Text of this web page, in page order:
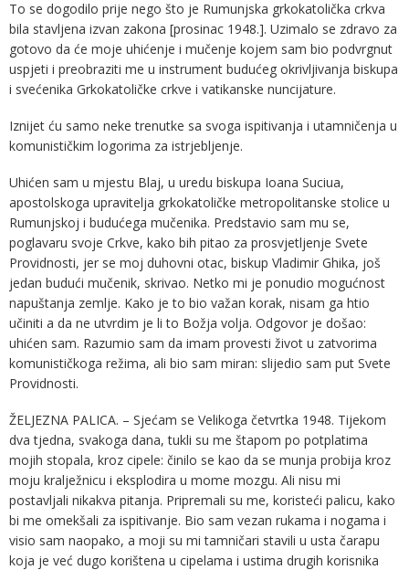
To se dogodilo prije nego što je Rumunjska grkokatolička crkva
bila stavljena izvan zakona [prosinac 1948.]. Uzimalo se zdravo za
gotovo da će moje uhićenje i mučenje kojem sam bio podvrgnut
uspjeti i preobraziti me u instrument budućeg okrivljivanja biskupa
i svećenika Grkokatoličke crkve i vatikanske nuncijature.
Iznijet ću samo neke trenutke sa svoga ispitivanja i utamničenja u
komunističkim logorima za istrjebljenje.
Uhićen sam u mjestu Blaj, u uredu biskupa Ioana Suciua,
apostolskoga upravitelja grkokatoličke metropolitanske stolice u
Rumunjskoj i budućega mučenika. Predstavio sam mu se,
poglavaru svoje Crkve, kako bih pitao za prosvjetljenje Svete
Providnosti, jer se moj duhovni otac, biskup Vladimir Ghika, još
jedan budući mučenik, skrivao. Netko mi je ponudio mogućnost
napuštanja zemlje. Kako je to bio važan korak, nisam ga htio
učiniti a da ne utvrdim je li to Božja volja. Odgovor je došao:
uhićen sam. Razumio sam da imam provesti život u zatvorima
komunističkoga režima, ali bio sam miran: slijedio sam put Svete
Providnosti.
ŽELJEZNA PALICA. – Sjećam se Velikoga četvrtka 1948. Tijekom
dva tjedna, svakoga dana, tukli su me štapom po potplatima
mojih stopala, kroz cipele: činilo se kao da se munja probija kroz
moju kralježnicu i eksplodira u mome mozgu. Ali nisu mi
postavljali nikakva pitanja. Pripremali su me, koristeći palicu, kako
bi me omekšali za ispitivanje. Bio sam vezan rukama i nogama i
visio sam naopako, a moji su mi tamničari stavili u usta čarapu
koja je već dugo korištena u cipelama i ustima drugih korisnika